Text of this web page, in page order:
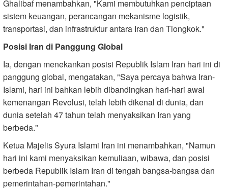
Ghalibaf menambahkan, "Kami membutuhkan penciptaan
sistem keuangan, perancangan mekanisme logistik,
transportasi, dan infrastruktur antara Iran dan Tiongkok."
Posisi Iran di Panggung Global
Ia, dengan menekankan posisi Republik Islam Iran hari ini di
panggung global, mengatakan, "Saya percaya bahwa Iran-
Islami, hari ini bahkan lebih dibandingkan hari-hari awal
kemenangan Revolusi, telah lebih dikenal di dunia, dan
dunia setelah 47 tahun telah menyaksikan Iran yang
berbeda."
Ketua Majelis Syura Islami Iran ini menambahkan, "Namun
hari ini kami menyaksikan kemuliaan, wibawa, dan posisi
berbeda Republik Islam Iran di tengah bangsa-bangsa dan
pemerintahan-pemerintahan."